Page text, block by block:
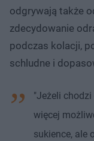
odgrywają także
zdecydowanie
podczas kolacji,
schludne i
"Jeżeli
więcej
sukience, ale